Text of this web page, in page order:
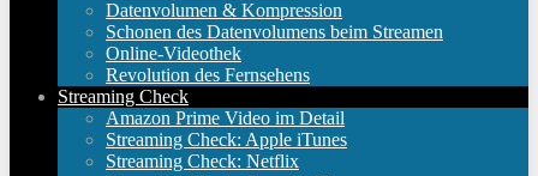
Datenvolumen & Kompression
Schonen des Datenvolumens beim Streamen
Online-Videothek
Revolution des Fernsehens
Streaming Check
Amazon Prime Video im Detail
Streaming Check: Apple iTunes
Streaming Check: Netflix